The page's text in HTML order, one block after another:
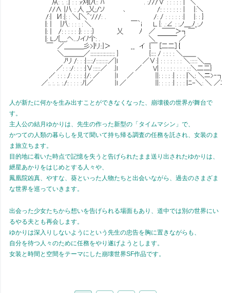
人が新たに何かを生み出すことができなくなった、崩壊後の世界が舞台で
す。
主人公の結月ゆかりは、先生の作った新型の「タイムマシン」で、
かつての人類の暮らしを見て聞いて持ち帰る調査の任務を託され、女装のま
ま旅立ちます。
目的地に着いた時点で記憶を失うと告げられたまま送り出されたゆかりは、
紲星あかりをはじめとする人々や、
鳳凰院凶真、やすな、葵といった人物たちと出会いながら、過去のさまざま
な世界を巡っていきます。
出会った少女たちから想いを告げられる場面もあり、道中では別の世界にい
るやる夫とも再会します。
ゆかりは深入りしないようにという先生の忠告を胸に置きながらも、
自分を待つ人々のために任務をやり遂げようとします。
女装と時間と空間をテーマにした崩壊世界SF作品です。